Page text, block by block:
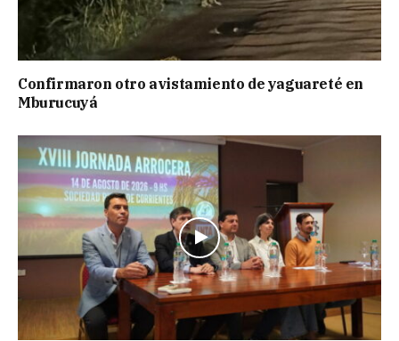
Confirmaron otro avistamiento de yaguareté en
Mburucuyá